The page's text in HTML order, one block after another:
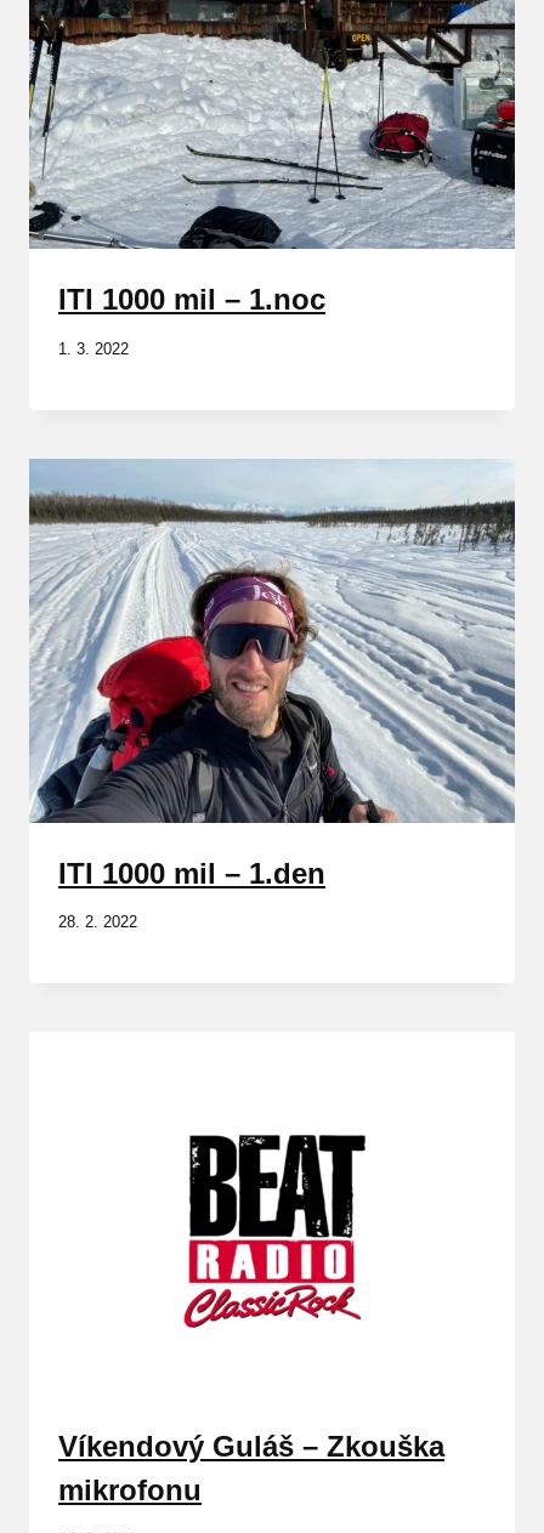
ITI 1000 mil – 1.noc
1. 3. 2022
ITI 1000 mil – 1.den
28. 2. 2022
Víkendový Guláš – Zkouška
mikrofonu